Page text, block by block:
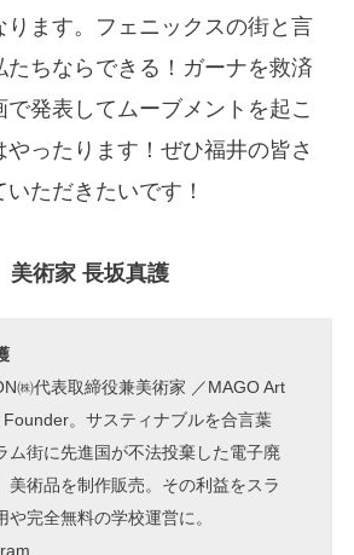
ります。フェニックスの街と言
たちならできる！ガーナを救済
で発表してムーブメントを起こ
ったります！ぜひ福井の皆さ
ただきたいです！
術家 長坂真護
㈱代表取締役兼美術家 ／MAGO Art
。サスティナブルを合言葉
ム街に先進国が不法投棄した電子廃
美術品を制作販売。その利益をスラ
や完全無料の学校運営に。